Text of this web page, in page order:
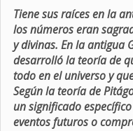
Tiene sus raíces en la
los números eran
y divinas. En la antigua
desarrolló la teoría de
todo en el universo y
Según la teoría de
un significado
eventos futuros o